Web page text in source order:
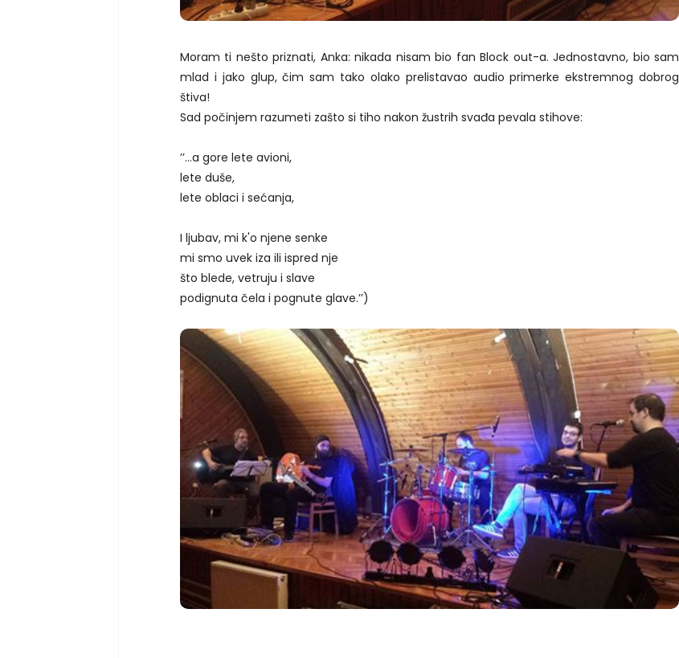
Moram ti nešto priznati, Anka: nikada nisam bio fan Block out-a. Jednostavno, bio sam
mlad i jako glup, čim sam tako olako prelistavao audio primerke ekstremnog dobrog
štiva!
Sad počinjem razumeti zašto si tiho nakon žustrih svađa pevala stihove:
’’...a gore lete avioni,
lete duše,
lete oblaci i sećanja,
I ljubav, mi k'o njene senke
mi smo uvek iza ili ispred nje
što blede, vetruju i slave
podignuta čela i pognute glave.’’)